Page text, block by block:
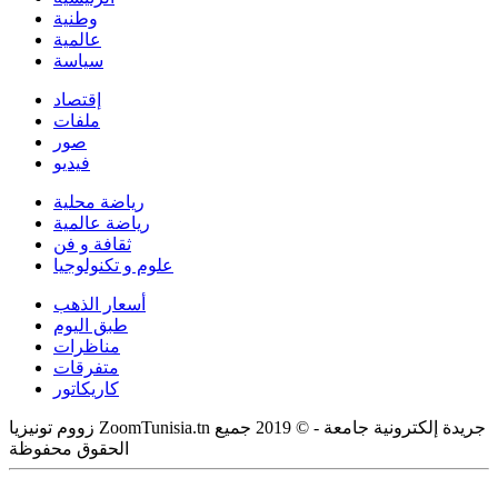
وطنية
عالمية
سياسة
إقتصاد
ملفات
صور
فيديو
رياضة محلية
رياضة عالمية
ثقافة و فن
علوم و تكنولوجيا
أسعار الذهب
طبق اليوم
مناظرات
متفرقات
كاريكاتور
زووم تونيزيا ZoomTunisia.tn جريدة إلكترونية جامعة - © 2019 جميع
الحقوق محفوظة